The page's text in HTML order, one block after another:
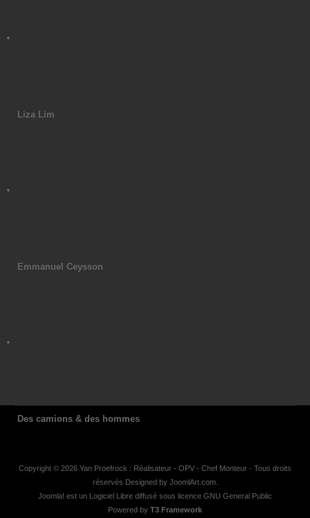
Liza Lim
Emmanuel Ceysson
Des camions & des hommes
Copyright © 2026 Yan Proefrock : Réalisateur - OPV - Chef Monteur - Tous droits
réservés Designed by JoomlArt.com.
Joomla! est un Logiciel Libre diffusé sous licence GNU General Public
Powered by T3 Framework